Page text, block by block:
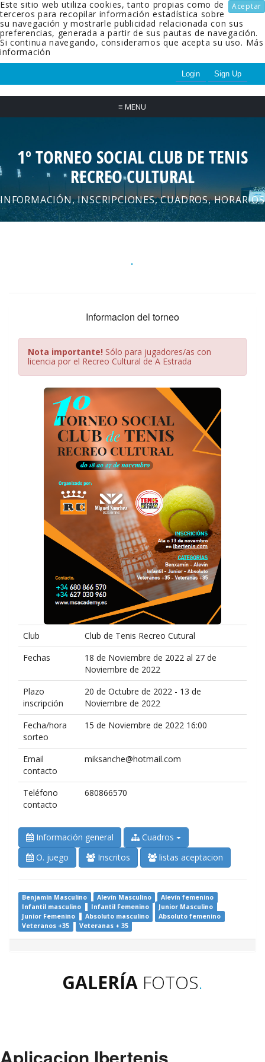
Aceptar
Este sitio web utiliza cookies, tanto propias como de
terceros para recopilar información estadística sobre
su navegación y mostrarle publicidad relacionada con sus
preferencias, generada a partir de sus pautas de navegación.
Si continua navegando, consideramos que acepta su uso. Más
información
Login Sign Up
≡ MENU
1º TORNEO SOCIAL CLUB DE TENIS
RECREO CULTURAL
INFORMACIÓN, INSCRIPCIONES, CUADROS, HORARIOS
.
Informacion del torneo
Nota importante! Sólo para jugadores/as con
licencia por el Recreo Cultural de A Estrada
Club
Club de Tenis Recreo Cutural
Fechas
18 de Noviembre de 2022 al 27 de
Noviembre de 2022
Plazo
inscripción
20 de Octubre de 2022 - 13 de
Noviembre de 2022
Fecha/hora
sorteo
15 de Noviembre de 2022 16:00
Email
contacto
miksanche@hotmail.com
Teléfono
contacto
680866570
Información general
Cuadros
O. juego
Inscritos listas aceptacion
Benjamín Masculino Alevín Masculino
Alevín femenino
Infantil masculino
Infantil Femenino
Junior Masculino
Junior Femenino
Absoluto masculino
Absoluto femenino
Veteranos +35
Veteranas + 35
GALERÍA FOTOS.